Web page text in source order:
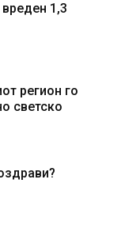
1,3
регион го
светско